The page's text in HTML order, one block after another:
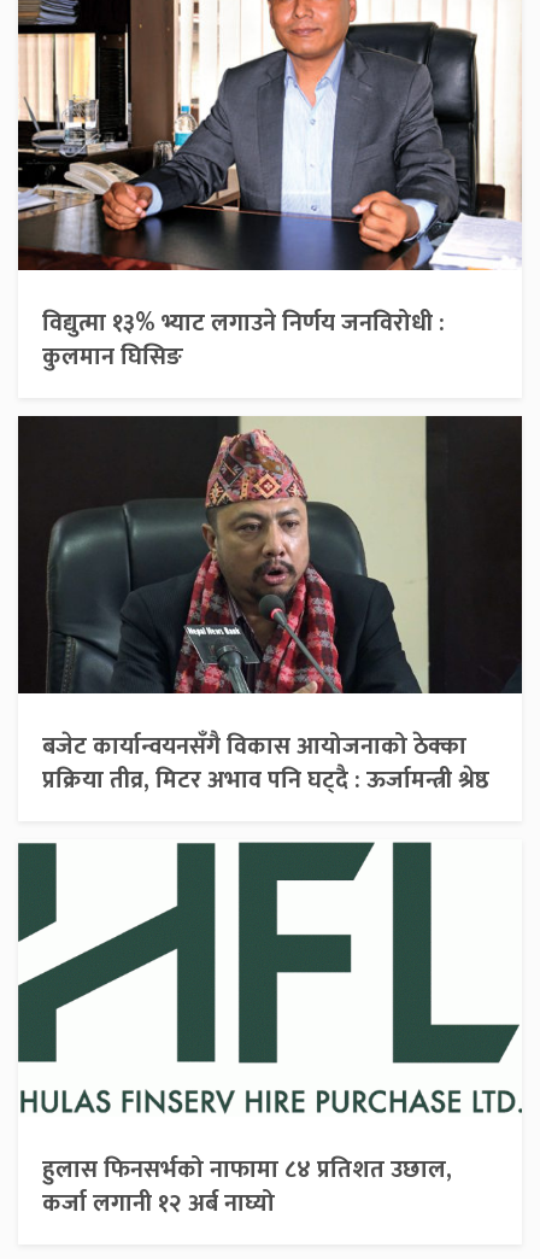
विद्युत्मा १३% भ्याट लगाउने निर्णय जनविरोधी :
कुलमान घिसिङ
बजेट कार्यान्वयनसँगै विकास आयोजनाको ठेक्का
प्रक्रिया तीव्र, मिटर अभाव पनि घट्दै : ऊर्जामन्त्री श्रेष्ठ
हुलास फिनसर्भको नाफामा ८४ प्रतिशत उछाल,
कर्जा लगानी १२ अर्ब नाघ्यो